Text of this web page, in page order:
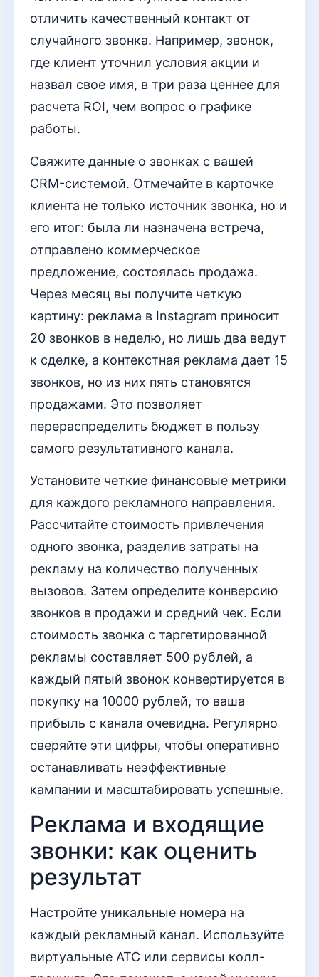
отличить качественный контакт от
случайного звонка. Например, звонок,
где клиент уточнил условия акции и
назвал свое имя, в три раза ценнее для
расчета ROI, чем вопрос о графике
работы.
Свяжите данные о звонках с вашей
CRM-системой. Отмечайте в карточке
клиента не только источник звонка, но и
его итог: была ли назначена встреча,
отправлено коммерческое
предложение, состоялась продажа.
Через месяц вы получите четкую
картину: реклама в Instagram приносит
20 звонков в неделю, но лишь два ведут
к сделке, а контекстная реклама дает 15
звонков, но из них пять становятся
продажами. Это позволяет
перераспределить бюджет в пользу
самого результативного канала.
Установите четкие финансовые метрики
для каждого рекламного направления.
Рассчитайте стоимость привлечения
одного звонка, разделив затраты на
рекламу на количество полученных
вызовов. Затем определите конверсию
звонков в продажи и средний чек. Если
стоимость звонка с таргетированной
рекламы составляет 500 рублей, а
каждый пятый звонок конвертируется в
покупку на 10000 рублей, то ваша
прибыль с канала очевидна. Регулярно
сверяйте эти цифры, чтобы оперативно
останавливать неэффективные
кампании и масштабировать успешные.
Реклама и входящие
звонки: как оценить
результат
Настройте уникальные номера на
каждый рекламный канал. Используйте
виртуальные АТС или сервисы колл-